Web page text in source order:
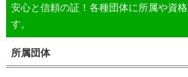
安心と信頼の証！各種団体に所属や資
す。
所属団体